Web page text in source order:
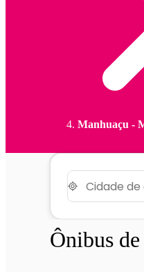
Manhuaçu -
Ônibus de